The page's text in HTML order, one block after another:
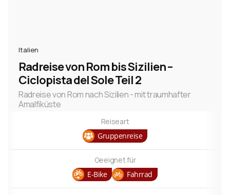
Italien
Radreise von Rom bis Sizilien –
Ciclopista del Sole Teil 2
Radreise von Rom nach Sizilien - mit traumhafter
Amalfiküste
Reiseart
Gruppenreise
Geeignet für
E-Bike
Fahrrad